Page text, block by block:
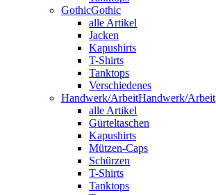
GothicGothic
alle Artikel
Jacken
Kapushirts
T-Shirts
Tanktops
Verschiedenes
Handwerk/ArbeitHandwerk/Arbeit
alle Artikel
Gürteltaschen
Kapushirts
Mützen-Caps
Schürzen
T-Shirts
Tanktops